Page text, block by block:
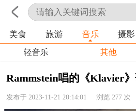
首页 科技 生
美食 旅游 音乐 摄影
轻音乐 其他
Rammstein唱的《Klavier》
发布于 2023-11-21 20:14:01 浏览277 次